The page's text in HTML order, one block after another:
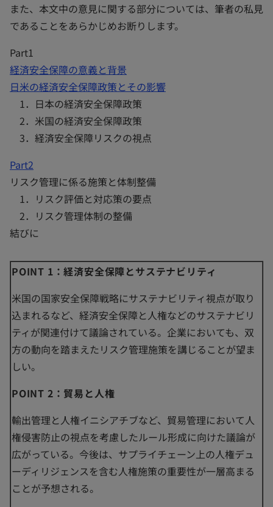
また、本文中の意見に関する部分については、筆者の私見
であることをあらかじめお断りします。
Part1
経済安全保障の意義と背景
日米の経済安全保障政策とその影響
1．日本の経済安全保障政策
2．米国の経済安全保障政策
3．経済安全保障リスクの視点
Part2
リスク管理に係る施策と体制整備
1．リスク評価と対応策の要点
2．リスク管理体制の整備
結びに
POINT 1：経済安全保障とサステナビリティ
米国の国家安全保障戦略にサステナビリティ視点が取り
込まれるなど、経済安全保障と人権などのサステナビリ
ティが関連付けて議論されている。企業においても、双
方の動向を踏まえたリスク管理施策を講じることが望ま
しい。
POINT 2：貿易と人権
輸出管理と人権イニシアチブなど、貿易管理において人
権侵害防止の視点を考慮したルール形成に向けた議論が
広がっている。今後は、サプライチェーン上の人権デュ
ーディリジェンスを含む人権施策の重要性が一層高まる
ことが予想される。